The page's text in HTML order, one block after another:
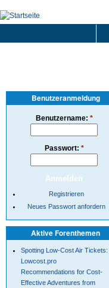
Benutzeranmeldung
Benutzername: *
Passwort: *
Registrieren
Neues Passwort anfordern
Aktive Forenthemen
Spotting Low-Cost Air Tickets:
Lowcost.pro
Recommendations for Cost-
Effective Adventures from